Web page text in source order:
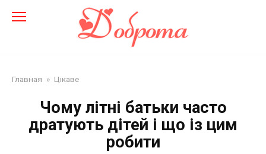
Главная » Цікаве
Чому літні батьки часто
дратують дітей і що із цим
робити